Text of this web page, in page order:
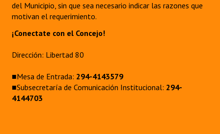
del Municipio, sin que sea necesario indicar las razones que
motivan el requerimiento.
¡Conectate con el Concejo!
Dirección: Libertad 80
■Mesa de Entrada: 294-4143579
■Subsecretaría de Comunicación Institucional: 294-
4144703